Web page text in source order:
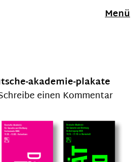
Menü
akademie-plakate
einen Kommentar